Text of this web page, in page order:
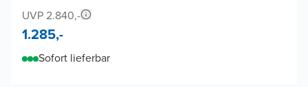
UVP 2.840,-
1.285,-
Sofort lieferbar